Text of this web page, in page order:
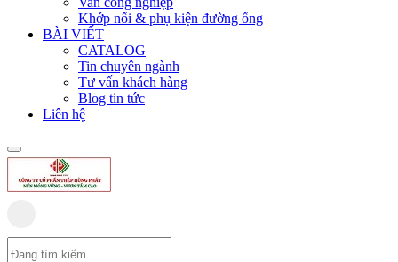
Khớp nối & phụ kiện đường ống
BÀI VIẾT
CATALOG
Tin chuyên ngành
Tư vấn khách hàng
Blog tin tức
Liên hệ